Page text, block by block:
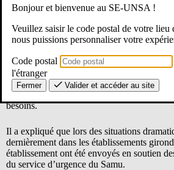
déploré le chaos calendaire subi pour la
Déclaration CSA D 5 février 2026
En réponse aux différentes déclarations
assuré que ni la politique nationale ni la
conditionnent la répartition des moyens au
besoins.
Il a expliqué que lors des situations
dernièrement dans les établissements
établissement ont été envoyés en soutien
du service d’urgence du Samu.
Bonjour et bienvenue au SE-UNSA !
Veuillez saisir le code postal de votre lieu
nous puissions personnaliser votre
Code postal
l'étranger
Fermer Valider et accéder au site